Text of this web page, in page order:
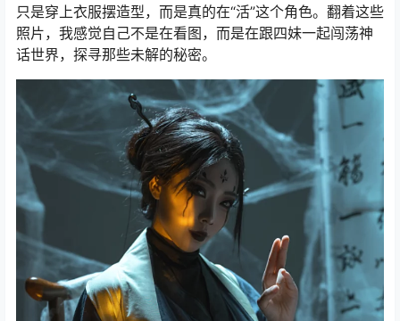
只是穿上衣服摆造型，而是真的在“活”这个角色。翻着这些
照片，我感觉自己不是在看图，而是在跟四妹一起闯荡神
话世界，探寻那些未解的秘密。